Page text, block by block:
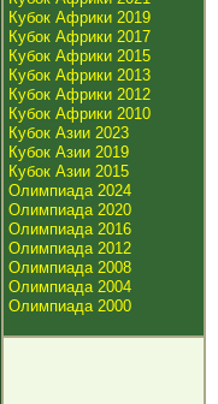
Кубок Африки 2019
Кубок Африки 2017
Кубок Африки 2015
Кубок Африки 2013
Кубок Африки 2012
Кубок Африки 2010
Кубок Азии 2023
Кубок Азии 2019
Кубок Азии 2015
Олимпиада 2024
Олимпиада 2020
Олимпиада 2016
Олимпиада 2012
Олимпиада 2008
Олимпиада 2004
Олимпиада 2000